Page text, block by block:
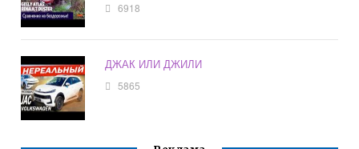
6918
ДЖАК ИЛИ ДЖИЛИ
5865